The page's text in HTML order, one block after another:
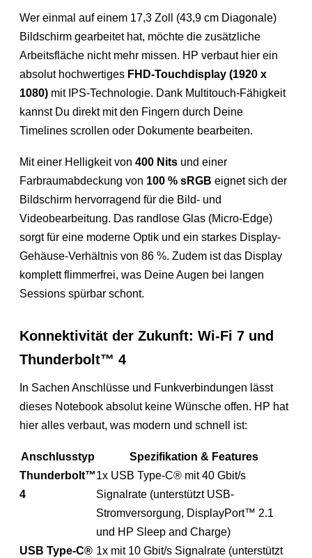
Wer einmal auf einem 17,3 Zoll (43,9 cm Diagonale)
Bildschirm gearbeitet hat, möchte die zusätzliche
Arbeitsfläche nicht mehr missen. HP verbaut hier ein
absolut hochwertiges FHD-Touchdisplay (1920 x
1080) mit IPS-Technologie. Dank Multitouch-Fähigkeit
kannst Du direkt mit den Fingern durch Deine
Timelines scrollen oder Dokumente bearbeiten.
Mit einer Helligkeit von400 Nits und einer
Farbraumabdeckung von 100 % sRGB eignet sich der
Bildschirm hervorragend für die Bild- und
Videobearbeitung. Das randlose Glas (Micro-Edge)
sorgt für eine moderne Optik und ein starkes Display-
Gehäuse-Verhältnis von 86 %. Zudem ist das Display
komplett flimmerfrei, was Deine Augen bei langen
Sessions spürbar schont.
Konnektivität der Zukunft: Wi-Fi 7 und
Thunderbolt™ 4
In Sachen Anschlüsse und Funkverbindungen lässt
dieses Notebook absolut keine Wünsche offen. HP hat
hier alles verbaut, was modern und schnell ist:
Anschlusstyp
Spezifikation & Features
Thunderbolt™
4
1x USB Type-C® mit 40 Gbit/s
Signalrate (unterstützt USB-
Stromversorgung, DisplayPort™ 2.1
und HP Sleep and Charge)
USB Type-C® 1x mit 10 Gbit/s Signalrate (unterstützt